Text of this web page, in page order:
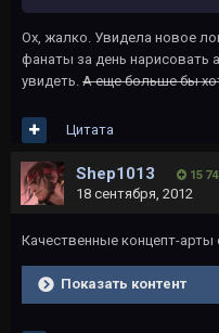
Ох, жалко. Увидела новое
фанаты за день нарисовать
увидеть. А еще больше бы
Цитата
Shep1013 15
18 сентября, 2012
Качественные концепт-арты
Показать контент